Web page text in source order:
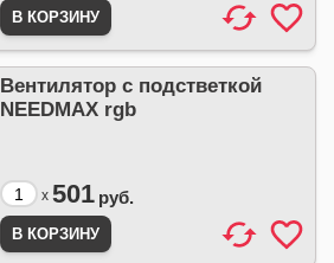
Вентилятор с подстветкой
NEEDMAX rgb
x 501 руб.